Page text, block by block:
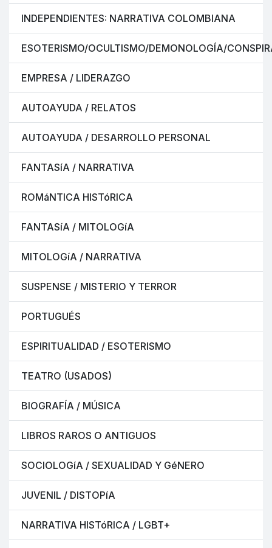
INDEPENDIENTES: NARRATIVA COLOMBIANA
ESOTERISMO/OCULTISMO/DEMONOLOGÍA/
EMPRESA / LIDERAZGO
AUTOAYUDA / RELATOS
AUTOAYUDA / DESARROLLO PERSONAL
FANTASíA / NARRATIVA
ROMáNTICA HISTóRICA
FANTASíA / MITOLOGíA
MITOLOGíA / NARRATIVA
SUSPENSE / MISTERIO Y TERROR
PORTUGUÉS
ESPIRITUALIDAD / ESOTERISMO
TEATRO (USADOS)
BIOGRAFÍA / MÚSICA
LIBROS RAROS O ANTIGUOS
SOCIOLOGíA / SEXUALIDAD Y GéNERO
JUVENIL / DISTOPíA
NARRATIVA HISTóRICA / LGBT+